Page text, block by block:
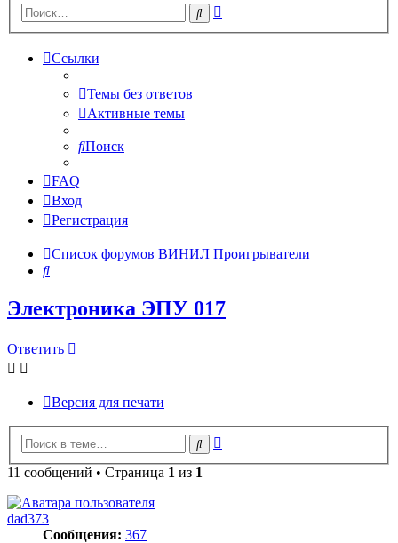
Поиск
Ссылки
Темы без ответов
Активные темы
Поиск
FAQ
Вход
Регистрация
Список форумов ВИНИЛ Проигрыватели
Поиск
Электроника ЭПУ 017
Ответить
Версия для печати
Поиск
11 сообщений • Страница 1 из 1
dad373
Сообщения: 367